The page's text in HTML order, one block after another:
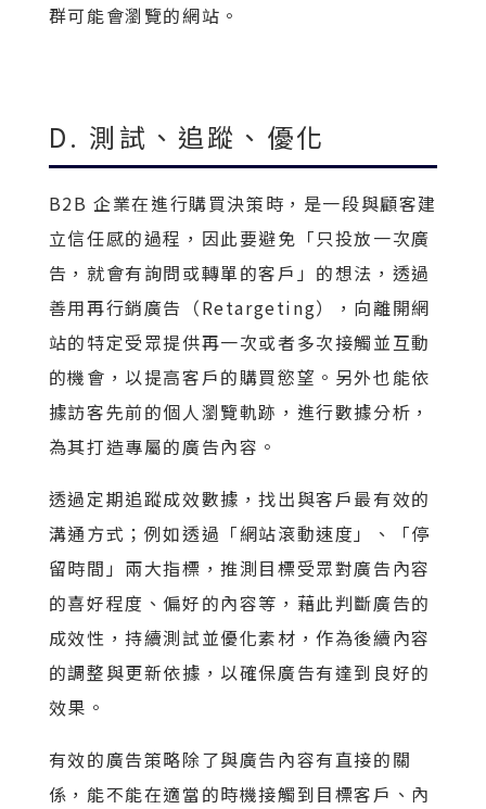
群可能會瀏覽的網站。
D. 測試、追蹤、優化
B2B 企業在進行購買決策時，是一段與顧客建
立信任感的過程，因此要避免「只投放一次廣
告，就會有詢問或轉單的客戶」的想法，透過
善用再行銷廣告（Retargeting），向離開網
站的特定受眾提供再一次或者多次接觸並互動
的機會，以提高客戶的購買慾望。另外也能依
據訪客先前的個人瀏覽軌跡，進行數據分析，
為其打造專屬的廣告內容。
透過定期追蹤成效數據，找出與客戶最有效的
溝通方式；例如透過「網站滾動速度」、「停
留時間」兩大指標，推測目標受眾對廣告內容
的喜好程度、偏好的內容等，藉此判斷廣告的
成效性，持續測試並優化素材，作為後續內容
的調整與更新依據，以確保廣告有達到良好的
效果。
有效的廣告策略除了與廣告內容有直接的關
係，能不能在適當的時機接觸到目標客戶、內